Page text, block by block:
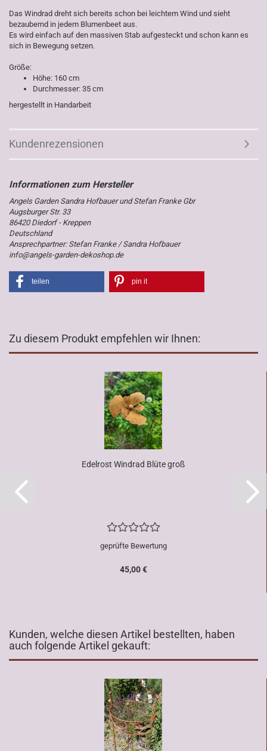
Das Windrad dreht sich bereits schon bei leichtem Wind und sieht
bezaubernd in jedem Blumenbeet aus.
Es wird einfach auf den massiven Stab aufgesteckt und schon kann es
sich in Bewegung setzen.
Größe:
Höhe: 160 cm
Durchmesser: 35 cm
hergestellt in Handarbeit
Kundenrezensionen
Angels Garden Sandra Hofbauer und Stefan Franke Gbr
Augsburger Str. 33
86420 Diedorf - Kreppen
Deutschland
Ansprechpartner: Stefan Franke / Sandra Hofbauer
info@angels-garden-dekoshop.de
teilen pin it
Zu diesem Produkt empfehlen wir Ihnen:
Edelrost Windrad Blüte groß
geprüfte Bewertung
45,00 €
Kunden, welche diesen Artikel bestellten, haben
auch folgende Artikel gekauft: